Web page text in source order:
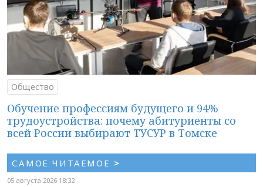
Общество
Обучение профессиям будущего и 94%
трудоустройства: почему абитуриенты со
всей России выбирают ТУСУР в Томске
САМОЕ ЧИТАЕМОЕ >
05 августа 2026 18:32